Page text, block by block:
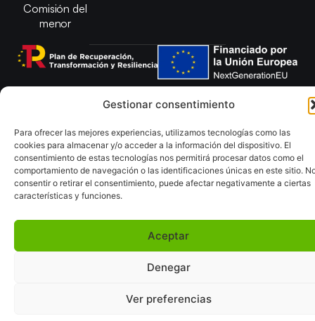
Gestionar consentimiento
Para ofrecer las mejores experiencias, utilizamos tecnologías como las
cookies para almacenar y/o acceder a la información del dispositivo. El
consentimiento de estas tecnologías nos permitirá procesar datos como el
comportamiento de navegación o las identificaciones únicas en este sitio.
consentir o retirar el consentimiento, puede afectar negativamente a ciertas
características y funciones.
Aceptar
Denegar
Ver preferencias
Comisión del
menor
Copyright © 2025 Federación Andaluza de Balonmano |
Aviso LegalPolítica de Cookies
Política de Privacidad y cookiesDeclaración de Accesibilidad
Política de ventasMapa del Sitio